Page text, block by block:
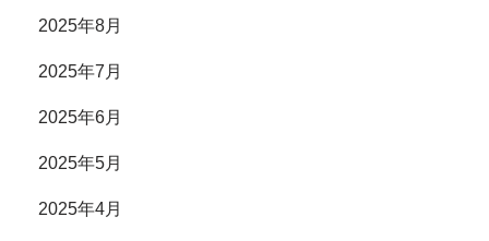
2025年8月
2025年7月
2025年6月
2025年5月
2025年4月